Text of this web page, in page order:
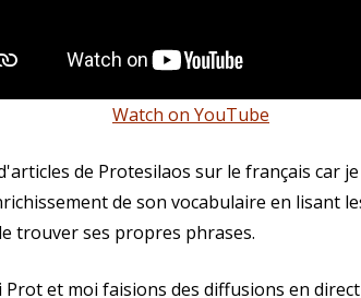
Watch on YouTube
de Protesilaos sur le français car
de son vocabulaire en lisant
trouver ses propres phrases.
et moi faisions des diffusions en